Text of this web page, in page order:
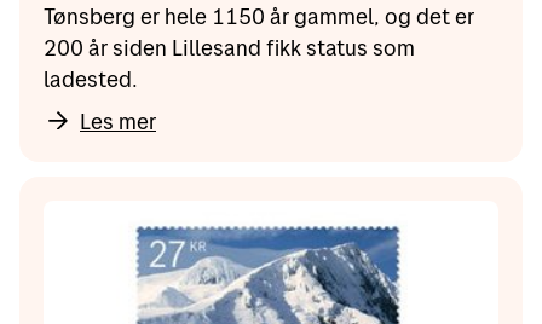
Tønsberg er hele 1150 år gammel, og det er
200 år siden Lillesand fikk status som
ladested.
Les mer